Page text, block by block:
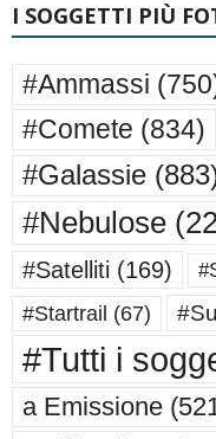
I SOGGETTI PIÙ
#Ammassi
#Comete (834)
#Galassie
#Nebulose
#Satelliti (169)
#Startrail (67)
#Tutti i
a Emissione